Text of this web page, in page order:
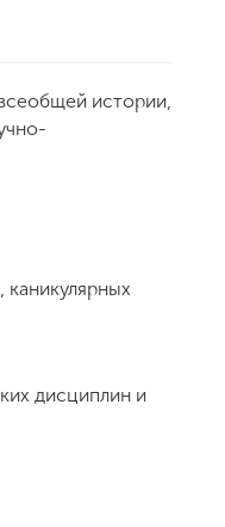
истории,
дисциплин и